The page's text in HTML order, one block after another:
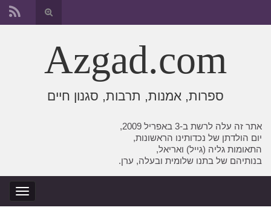
החלף
טופס
אתר זה עלה לרשת ב-3 באפריל 2009,
יום הולדתן של נכדותינו הראשונות,
התאומות גליה (גייל) ואריאל,
בנותיהם של בתנו שלומית ובעלה, ערן.
החלף
ניווט
Azgad.com
ספרות, אמנות, תרבות, סגנון חיים